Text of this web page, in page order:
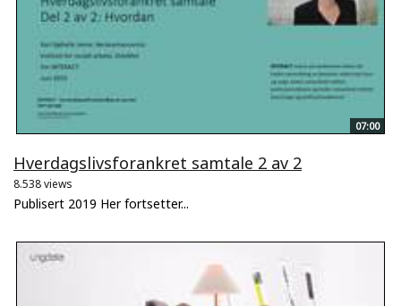
07:00
Hverdagslivsforankret samtale 2 av 2
8.538 views
Publisert 2019 Her fortsetter...